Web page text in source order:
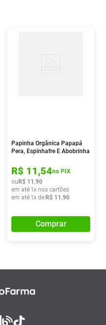
Papinha Orgânica Papapá
Pera, Espinhafre E Abobrinha
R$ 11,54no PIX
ou R$ 11 ,90
em até 1x nos cartões
em até 1x de R$ 11 ,90
Comprar